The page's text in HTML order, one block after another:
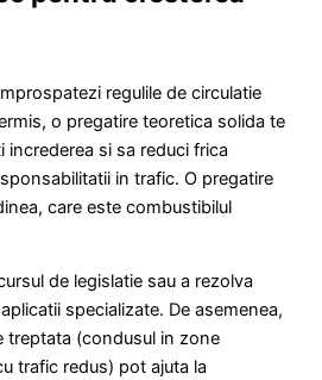
regulile de circulatie
o pregatire teoretica solida te
increderea si sa reduci frica
in trafic. O pregatire
care este combustibilul
de legislatie sau a rezolva
specializate. De asemenea,
treptata (condusul in zone
trafic redus) pot ajuta la